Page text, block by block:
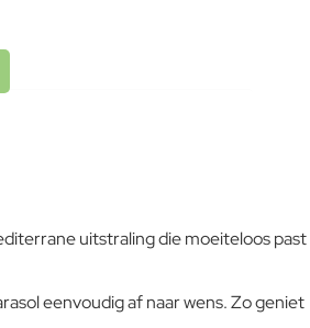
wijze behandeld om de
weerstaan en met poeder gelakt.
worden gekenmerkt. Het wordt
met een zachte doek en met
intense uv-straling of aan erg lage
uitstraling die moeiteloos past
eenvoudig af naar wens. Zo geniet